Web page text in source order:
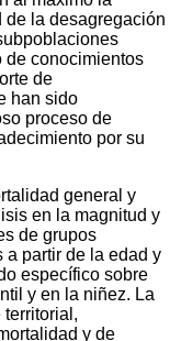
y difusión de la
y
de Estadística
general y
parte de una serie
de temas
al máximo la
la desagregación
conocimientos
de
han sido
proceso de
por su